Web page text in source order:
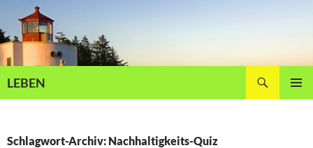
Inhalt
springen
LEBEN
Schlagwort-Archiv: Nachhaltigkeits-Quiz